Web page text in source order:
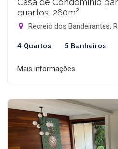
Casa de Condomínio
quartos, 260m²
Recreio dos Bandeirantes,
4 Quartos 5 Banheiros
Mais informações